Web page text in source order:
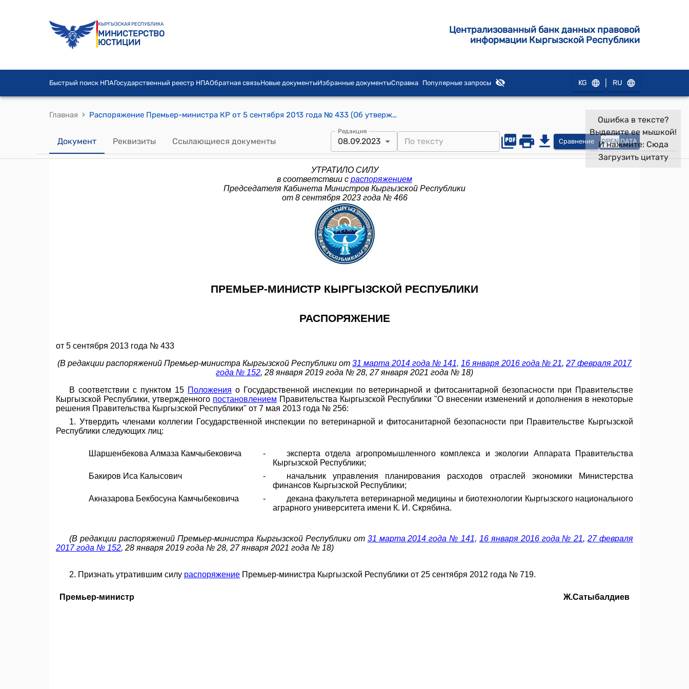
КЫРГЫЗСКАЯ РЕСПУБЛИКА
МИНИСТЕРСТВО
ЮСТИЦИИ
Централизованный банк данных правовой
информации Кыргызской Республики
Быстрый поиск НПАГосударственный реестр НПАОбратная связьНовые документыИзбранные документыСправка Популярные запросы KG RU
Главная › Распоряжение Премьер-министра КР от 5 сентября 2013 года № 433 (Об утверждении членов коллегии Государственной испекции по ветеренарной и фитосанитарной безопасности при Правительстве Кыргызской Республики )
Документ Реквизиты Ссылающиеся документы
Редакция
08.09.2023 Сравнение OPEN DATA
Ошибка в тексте?
Выделите ее мышкой!
И нажмите: Сюда
Загрузить цитату